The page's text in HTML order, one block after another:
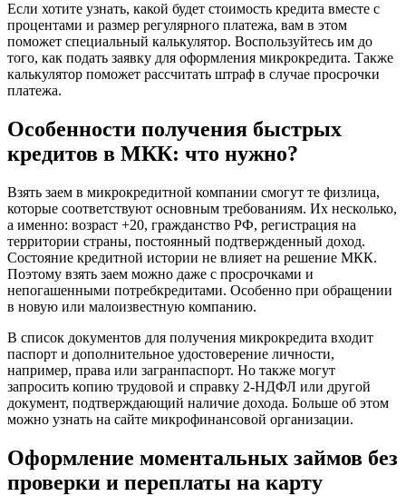
Если хотите узнать, какой будет стоимость кредита вместе с
процентами и размер регулярного платежа, вам в этом
поможет специальный калькулятор. Воспользуйтесь им до
того, как подать заявку для оформления микрокредита. Также
калькулятор поможет рассчитать штраф в случае просрочки
платежа.
Особенности получения быстрых
кредитов в МКК: что нужно?
Взять заем в микрокредитной компании смогут те физлица,
которые соответствуют основным требованиям. Их несколько,
а именно: возраст +20, гражданство РФ, регистрация на
территории страны, постоянный подтвержденный доход.
Состояние кредитной истории не влияет на решение МКК.
Поэтому взять заем можно даже с просрочками и
непогашенными потребкредитами. Особенно при обращении
в новую или малоизвестную компанию.
В список документов для получения микрокредита входит
паспорт и дополнительное удостоверение личности,
например, права или загранпаспорт. Но также могут
запросить копию трудовой и справку 2-НДФЛ или другой
документ, подтверждающий наличие дохода. Больше об этом
можно узнать на сайте микрофинансовой организации.
Оформление моментальных займов без
проверки и переплаты на карту